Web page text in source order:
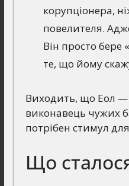
корупціонера,
повелителя.
Він просто бере
те, що йому
Виходить, що Еол —
виконавець чужих
потрібен стимул
Що